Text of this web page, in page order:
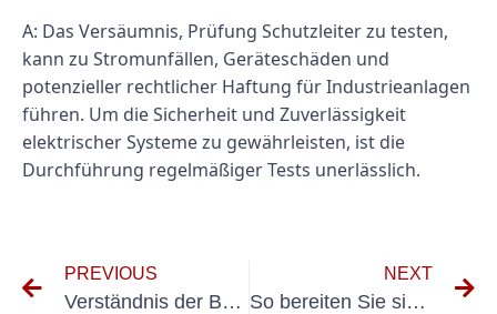
A: Das Versäumnis, Prüfung Schutzleiter zu testen,
kann zu Stromunfällen, Geräteschäden und
potenzieller rechtlicher Haftung für Industrieanlagen
führen. Um die Sicherheit und Zuverlässigkeit
elektrischer Systeme zu gewährleisten, ist die
Durchführung regelmäßiger Tests unerlässlich.
PREVIOUS
Verständnis der Bedeutung der VDE-Prüfung nach BetrSichV TRBS und DGUV Vorschrift 3
NEXT
So bereiten Sie sich auf die Flurförderfahrzeuge-Prüfung vor: Tipps und Tricks